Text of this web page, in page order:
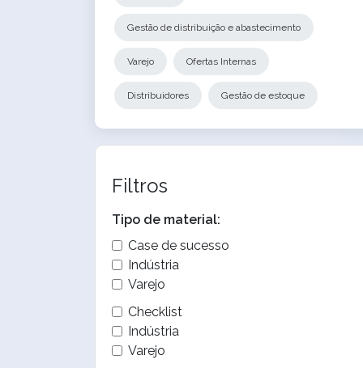
Gestão de distribuição e abastecimento
Varejo Ofertas Internas
Distribuidores Gestão de estoque
Filtros
Tipo de material:
Case de sucesso
Indústria
Varejo
Checklist
Indústria
Varejo